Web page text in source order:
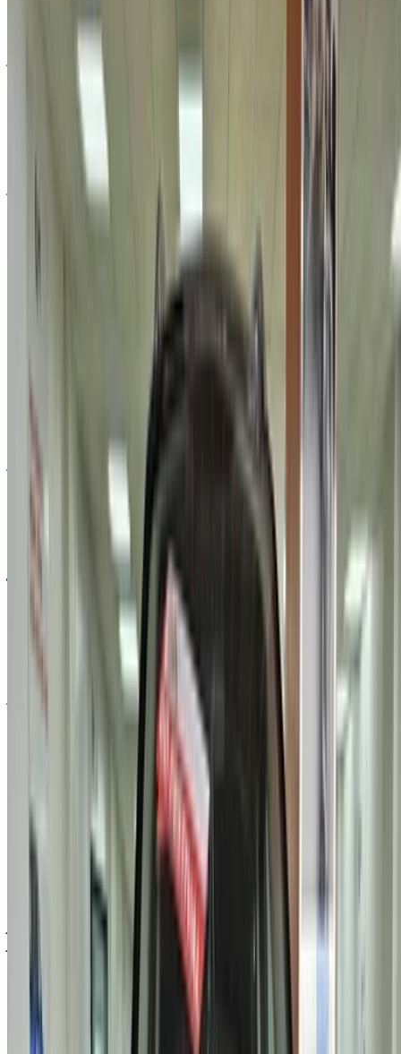
في نهاية عام 2010، صُنفت فورد كخامس أكبر شركة لصناعة
السيارات في أوروبا. من أكثر سيارات فورد طلبًا للاستئجار: إسكيب،
تأسست:
ديربورن، ميشيغان، الولايات المتحدة الأمريكية
شركة فورد للسيارات
مركبات، سيارات فارهة، سيارات تجارية، قطع غيار
سيارات، شاحنات بيك أب، سيارات دفع رباعي
طريقة الحصول على أفضل عرض
Compare offers from multiple car companies in the
حدد خياراتك بدقة حسب تفضيلاتك: مواصفات السيارات،
احرص على طلب صور السيارة الحقيقية ومواصفاتها قبل
لماذا تشتري سيارة عبر منصة OneClickDrive.ma
استكشف أكبر تشكيلة من ماركات وموديلات السيارات للاستئجار
في الدار البيضاء. احجز سيارات للإيجار بميزانية محدودة، سيارات
دفع رباعي، سيارات فارهة، سيارات رياضية، والمزيد مباشرة من
مستعملة فورد سيارة سيارة - أسعار مميزة في الدار
شراء سيارة فورد سيارة في الدار البيضاء, المغرب. تُدرج أعلاه
عروضًا مباشرة على تأجير سيارات فورد سيارات مستعملة أسعار
مباشرة من معارض السيارات. تواصل مع أي منها مباشرة حسب
اطلب عرض سعر مخصص على سيارتك المفضلة فورد سيارة من
تُجار ومعارض السيارات المستعملة في الدار البيضاء. الشراء من
التطبيقات المحمولة، بدون عمولة أو رسوم حجز. نسعى إلى إحداث
تغيير هائلسيارات مستعملةفي قطاع تأجير السيارات في الإمارات
إلكترونيًا، لتسهيل المهمة وتيسيرها عليك. قارن بين العروض
المباشرة على كافة أنواع الخيارات المتوفرة للاستئجار من فئة
ملاحظة:تحديث القوائم المذكورة أعلاه، بما في ذلك الأسعار تُجار
ومعارض السيارات المستعملة ففي حال لم تتوفر السيارة بالسعر
المذكور (باستثناء ضريبة القيمة المضافة)، الرجاء
باستخدام هذا الموقع، فإنك توافق على الشروط والأحكام وسياسة